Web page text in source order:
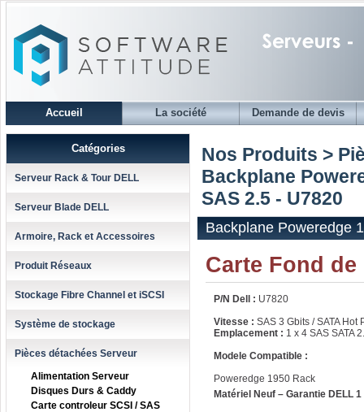
Accueil La société Demande de devis
Catégories
Serveur Rack & Tour DELL
Serveur Blade DELL
Armoire, Rack et Accessoires
Produit Réseaux
Stockage Fibre Channel et iSCSI
Système de stockage
Pièces détachées Serveur
Alimentation Serveur
Disques Durs & Caddy
Carte controleur SCSI / SAS
Nos Produits >
Backplane
SAS 2.5 - U7820
Backplane Poweredge
Carte Fond de
P/N Dell : U7820
Vitesse : SAS 3 Gbits / SATA Hot
Emplacement : 1 x 4 SAS SATA
Modele Compatible :
Poweredge 1950 Rack
Matériel Neuf – Garantie DELL 1